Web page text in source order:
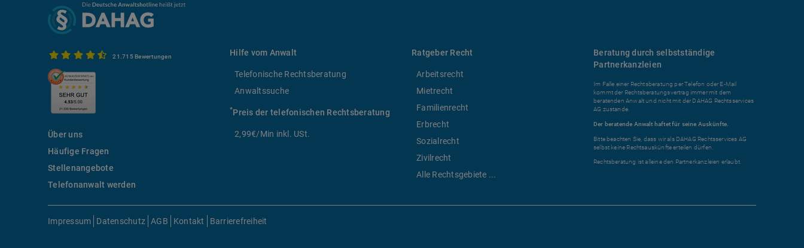
21.715 Bewertungen
Über uns
Häufige Fragen
Stellenangebote
Telefonanwalt werden
Hilfe vom Anwalt
Telefonische Rechtsberatung
Anwaltssuche
*Preis der telefonischen Rechtsberatung
2,99€/Min inkl. USt.
Ratgeber Recht
Arbeitsrecht
Mietrecht
Familienrecht
Erbrecht
Sozialrecht
Zivilrecht
Alle Rechtsgebiete ...
Beratung durch selbstständige
Partnerkanzleien
Im Falle einer Rechtsberatung per Telefon oder E-Mail
kommt der Rechtsberatungsvertrag immer mit dem
beratenden Anwalt und nicht mit der DAHAG Rechtsservices
AG zustande.
Der beratende Anwalt haftet für seine Auskünfte.
Bitte beachten Sie, dass wir als DAHAG Rechtsservices AG
selbst keine Rechtsauskünfte erteilen dürfen.
Rechtsberatung ist alleine den Partnerkanzleien erlaubt.
Impressum Datenschutz AGB Kontakt Barrierefreiheit